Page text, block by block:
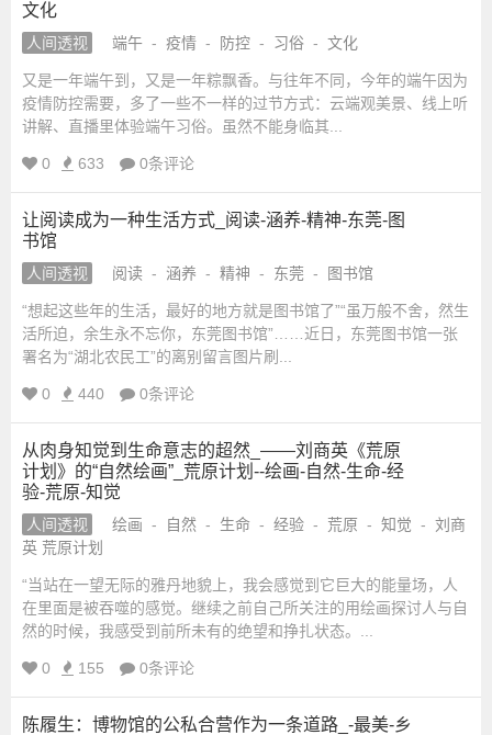
文化
人间透视 端午 - 疫情 - 防控 - 习俗 - 文化
又是一年端午到，又是一年粽飘香。与往年不同，今年的端午因为
疫情防控需要，多了一些不一样的过节方式：云端观美景、线上听
讲解、直播里体验端午习俗。虽然不能身临其...
0 633 0条评论
让阅读成为一种生活方式_阅读-涵养-精神-东莞-图
书馆
人间透视 阅读 - 涵养 - 精神 - 东莞 - 图书馆
“想起这些年的生活，最好的地方就是图书馆了”“虽万般不舍，然生
活所迫，余生永不忘你，东莞图书馆”……近日，东莞图书馆一张
署名为“湖北农民工”的离别留言图片刷...
0 440 0条评论
从肉身知觉到生命意志的超然_——刘商英《荒原
计划》的“自然绘画”_荒原计划--绘画-自然-生命-经
验-荒原-知觉
人间透视 绘画 - 自然 - 生命 - 经验 - 荒原 - 知觉 - 刘商
英 荒原计划
“当站在一望无际的雅丹地貌上，我会感觉到它巨大的能量场，人
在里面是被吞噬的感觉。继续之前自己所关注的用绘画探讨人与自
然的时候，我感受到前所未有的绝望和挣扎状态。...
0 155 0条评论
陈履生：博物馆的公私合营作为一条道路_-最美-乡